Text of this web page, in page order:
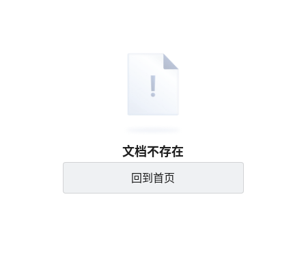
文档不存在
回到首页